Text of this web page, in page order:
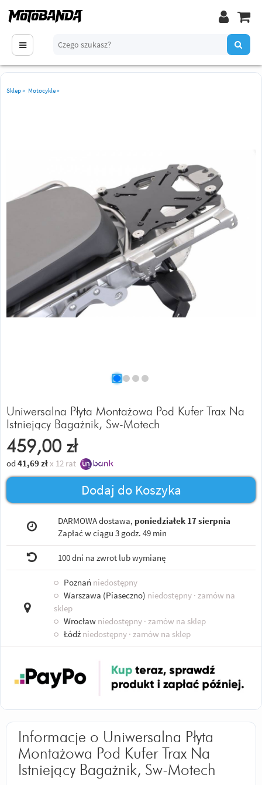
Sklep» Motocykle»
Uniwersalna Płyta Montażowa Pod Kufer Trax Na
Istniejący Bagażnik, Sw-Motech
459,00 zł
od 41,69 zł x 12 rat
Dodaj do Koszyka
DARMOWA dostawa, poniedziałek 17 sierpnia
Zapłać w ciągu 3 godz. 49 min
100 dni na zwrot lub wymianę
○ Poznań niedostępny
○ Warszawa (Piaseczno) niedostępny · zamów na
sklep
○ Wrocław niedostępny · zamów na sklep
○ Łódź niedostępny · zamów na sklep
Informacje o Uniwersalna Płyta
Montażowa Pod Kufer Trax Na
Istniejący Bagażnik, Sw-Motech